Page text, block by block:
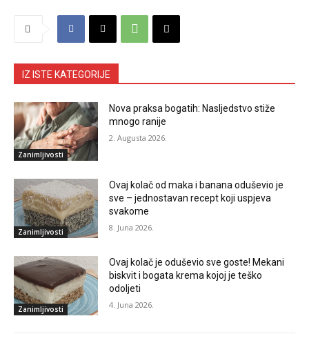
IZ ISTE KATEGORIJE
Zanimljivosti
Nova praksa bogatih: Nasljedstvo stiže
mnogo ranije
2. Augusta 2026.
Zanimljivosti
Ovaj kolač od maka i banana oduševio je
sve – jednostavan recept koji uspjeva
svakome
8. Juna 2026.
Zanimljivosti
Ovaj kolač je oduševio sve goste! Mekani
biskvit i bogata krema kojoj je teško
odoljeti
4. Juna 2026.